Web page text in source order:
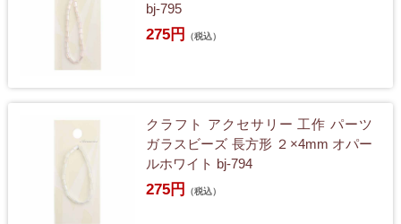
bj-795
275円 （税込）
クラフト アクセサリー 工作 パーツ
ガラスビーズ 長方形 ２×4mm オパー
ルホワイト bj-794
275円 （税込）